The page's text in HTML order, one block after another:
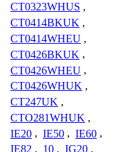
CT0323WHUS ,
CT0414BKUK ,
CT0414WHEU ,
CT0426BKUK ,
CT0426WHEU ,
CT0426WHUK ,
CT247UK ,
CTO281WHUK ,
IE20 , IE50 , IE60 ,
IE82 , 10 , IG20 ,